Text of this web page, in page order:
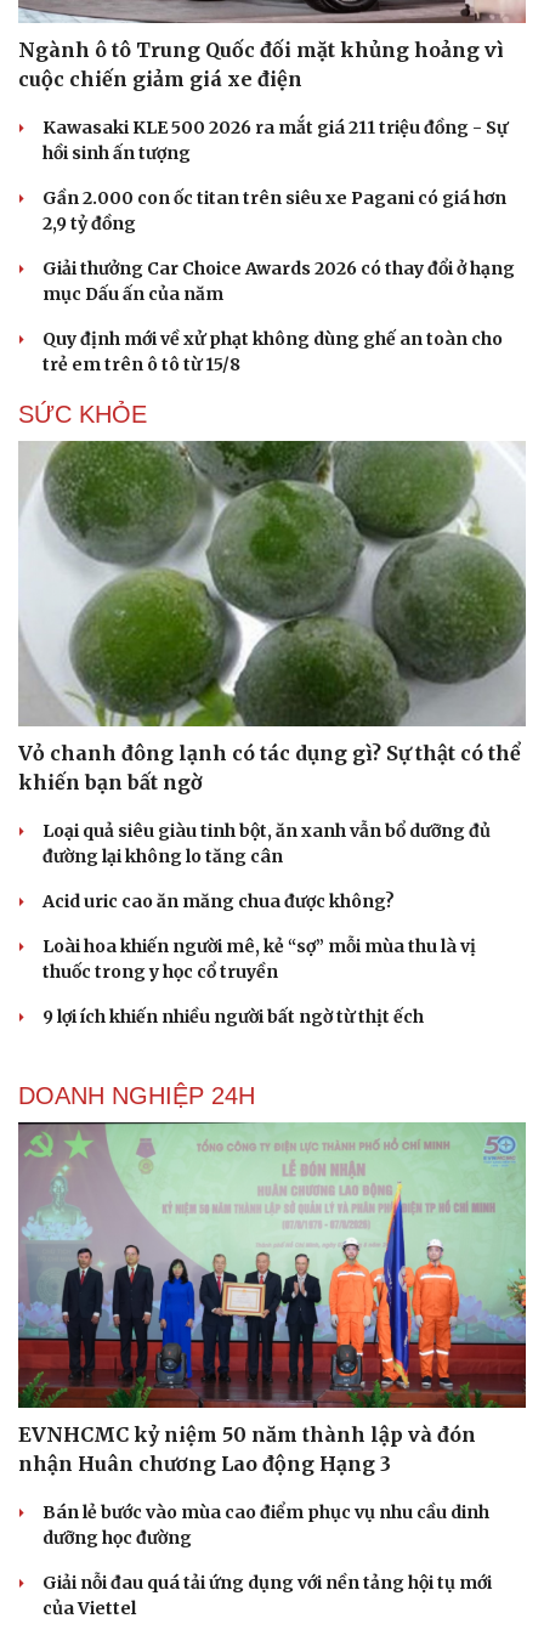
Du lịch
Săn Tour
Đọc truyện đêm khuya
Ngành ô tô Trung Quốc đối mặt khủng hoảng vì
cuộc chiến giảm giá xe điện
Kawasaki KLE 500 2026 ra mắt giá 211 triệu đồng - Sự
hồi sinh ấn tượng
Gần 2.000 con ốc titan trên siêu xe Pagani có giá hơn
2,9 tỷ đồng
Giải thưởng Car Choice Awards 2026 có thay đổi ở hạng
mục Dấu ấn của năm
Quy định mới về xử phạt không dùng ghế an toàn cho
trẻ em trên ô tô từ 15/8
SỨC KHỎE
Vỏ chanh đông lạnh có tác dụng gì? Sự thật có thể
khiến bạn bất ngờ
Loại quả siêu giàu tinh bột, ăn xanh vẫn bổ dưỡng đủ
đường lại không lo tăng cân
Acid uric cao ăn măng chua được không?
Loài hoa khiến người mê, kẻ “sợ” mỗi mùa thu là vị
thuốc trong y học cổ truyền
9 lợi ích khiến nhiều người bất ngờ từ thịt ếch
DOANH NGHIỆP 24H
EVNHCMC kỷ niệm 50 năm thành lập và đón
nhận Huân chương Lao động Hạng 3
Bán lẻ bước vào mùa cao điểm phục vụ nhu cầu dinh
dưỡng học đường
Giải nỗi đau quá tải ứng dụng với nền tảng hội tụ mới
của Viettel